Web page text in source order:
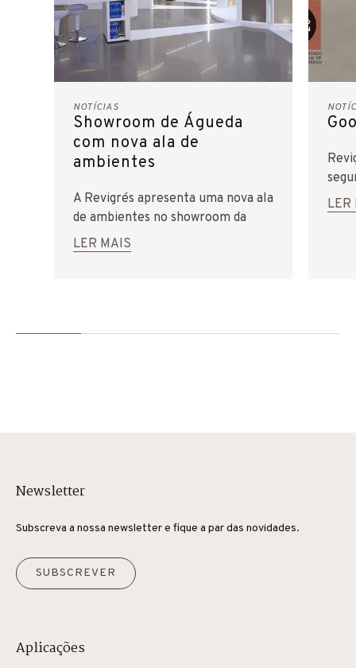
NOTÍCIAS
Showroom de Águeda
com nova ala de
ambientes
A Revigrés apresenta uma nova ala
de ambientes no showroom da
sede, em Águeda.
LER MAIS
LER
Newsletter
Subscreva a nossa newsletter e fique a par das novidades.
SUBSCREVER
Aplicações